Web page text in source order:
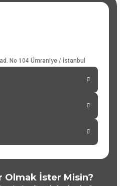
No 104 Ümraniye / İstanbul
Olmak İster Misin?